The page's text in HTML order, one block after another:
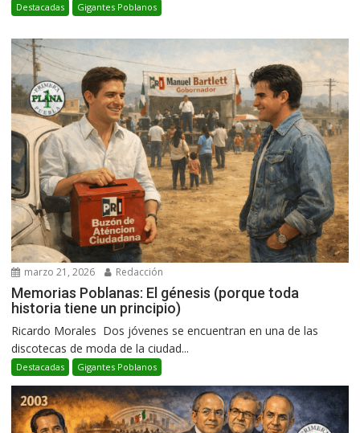
Destacadas Gigantes Poblanos
marzo 21, 2026 Redacción
Memorias Poblanas: El génesis (porque toda
historia tiene un principio)
Ricardo Morales Dos jóvenes se encuentran en una de las
discotecas de moda de la ciudad...
Destacadas Gigantes Poblanos